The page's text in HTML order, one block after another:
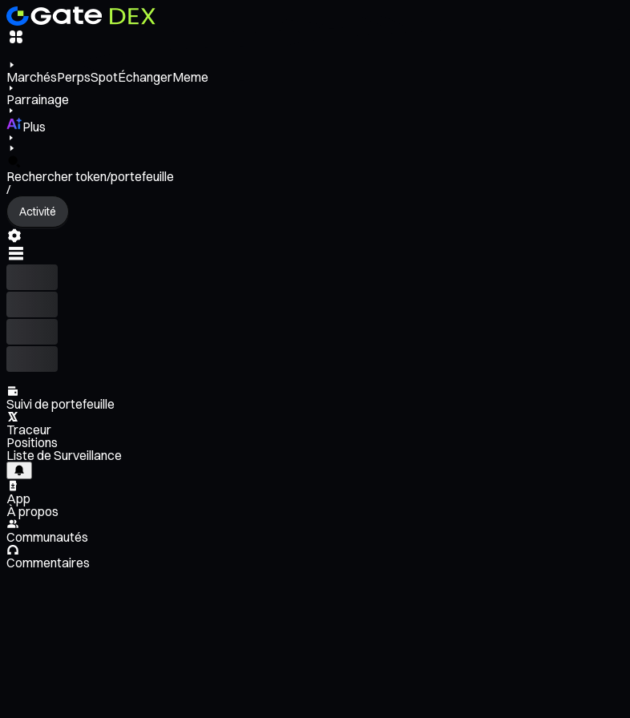
MarchésPerpsSpotÉchangerMeme
Parrainage
Plus
Rechercher token/portefeuille
/
Activité
Suivi de portefeuille
Traceur
Positions
Liste de Surveillance
App
À propos
Communautés
Commentaires